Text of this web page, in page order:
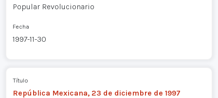
Popular Revolucionario
Fecha
1997-11-30
Título
República Mexicana, 23 de diciembre de 1997